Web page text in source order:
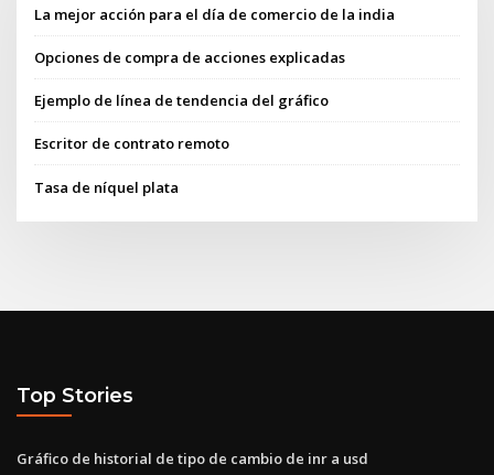
La mejor acción para el día de comercio de la india
Opciones de compra de acciones explicadas
Ejemplo de línea de tendencia del gráfico
Escritor de contrato remoto
Tasa de níquel plata
Top Stories
Gráfico de historial de tipo de cambio de inr a usd